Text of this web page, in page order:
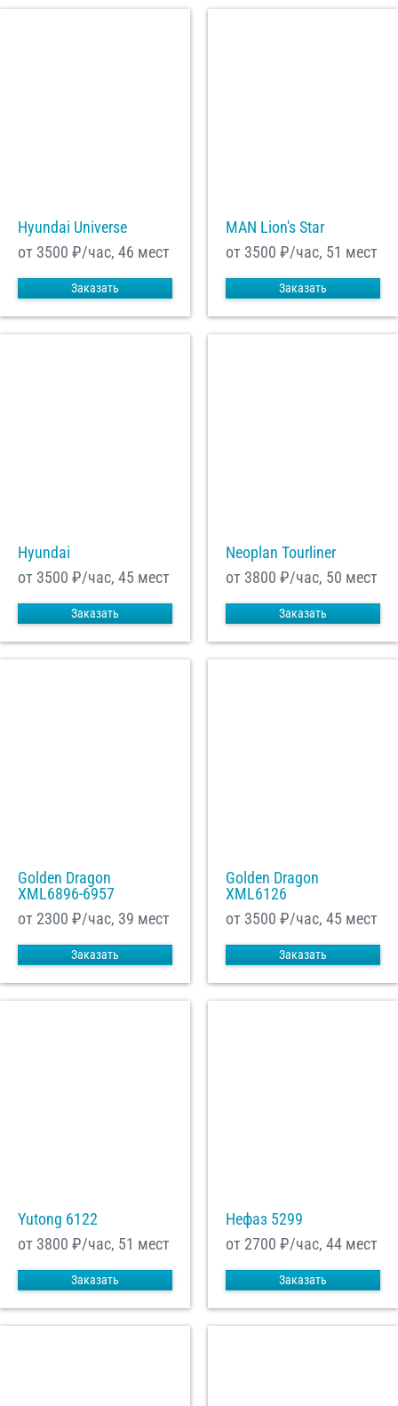
Hyundai Universe
от 3500 ₽/час, 46 мест
Заказать
MAN Lion's Star
от 3500 ₽/час, 51 мест
Заказать
Hyundai
от 3500 ₽/час, 45 мест
Заказать
Neoplan Tourliner
от 3800 ₽/час, 50 мест
Заказать
Golden Dragon
XML6896-6957
от 2300 ₽/час, 39 мест
Заказать
Golden Dragon
XML6126
от 3500 ₽/час, 45 мест
Заказать
Yutong 6122
от 3800 ₽/час, 51 мест
Заказать
Нефаз 5299
от 2700 ₽/час, 44 мест
Заказать